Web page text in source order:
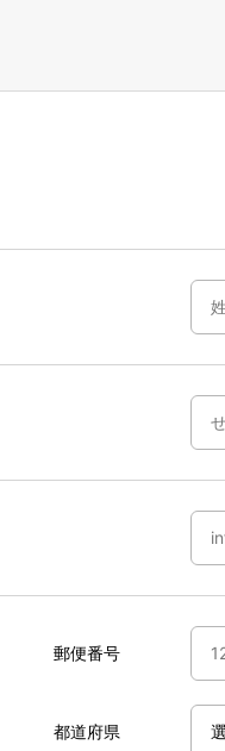
郵便番号
都道府県